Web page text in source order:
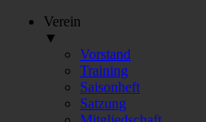
Verein
▼
Vorstand
Training
Saisonheft
Satzung